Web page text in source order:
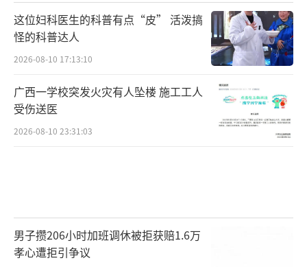
这位妇科医生的科普有点“皮” 活泼搞
怪的科普达人
2026-08-10 17:13:10
广西一学校突发火灾有人坠楼 施工工人
受伤送医
2026-08-10 23:31:03
男子攒206小时加班调休被拒获赔1.6万
孝心遭拒引争议